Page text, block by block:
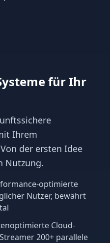
für Ihr
Ihrem
der ersten Idee
Nutzung.
optimierte
Nutzer, bewährt
Cloud-
200+ parallele